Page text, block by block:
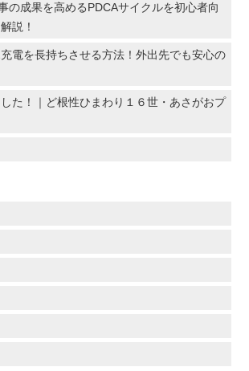
の成果を高めるPDCAサイクルを初心者向
説！
電を長持ちさせる方法！外出先でも安心の
た！｜ど根性ひまわり１６世・あさがおプ